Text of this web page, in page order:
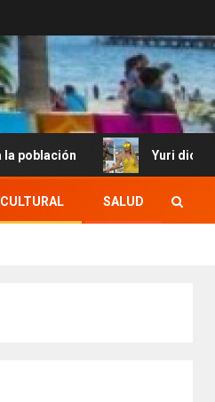
Yuri dice sentirse
CULTURAL SALUD